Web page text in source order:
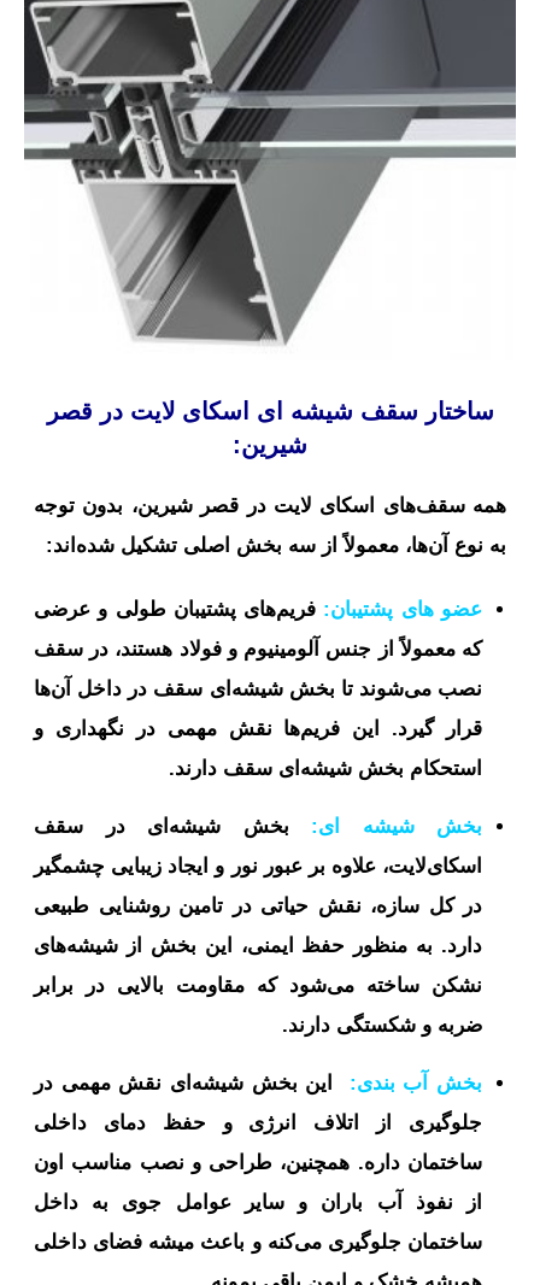
ساختار سقف شیشه ای اسکای لایت در قصر
شیرین:
همه سقف‌های اسکای لایت در قصر شیرین، بدون توجه
به نوع آن‌ها، معمولاً از سه بخش اصلی تشکیل شده‌اند:
عضو های پشتیبان: فریم‌های پشتیبان طولی و عرضی
که معمولاً از جنس آلومینیوم و فولاد هستند، در سقف
نصب می‌شوند تا بخش شیشه‌ای سقف در داخل آن‌ها
قرار گیرد. این فریم‌ها نقش مهمی در نگهداری و
استحکام بخش شیشه‌ای سقف دارند.
بخش شیشه ای: بخش شیشه‌ای در سقف
اسکای‌لایت، علاوه بر عبور نور و ایجاد زیبایی چشمگیر
در کل سازه، نقش حیاتی در تامین روشنایی طبیعی
دارد. به منظور حفظ ایمنی، این بخش از شیشه‌های
نشکن ساخته می‌شود که مقاومت بالایی در برابر
ضربه و شکستگی دارند.
بخش آب بندی:
این بخش شیشه‌ای نقش مهمی در
جلوگیری از اتلاف انرژی و حفظ دمای داخلی
ساختمان داره. همچنین، طراحی و نصب مناسب اون
از نفوذ آب باران و سایر عوامل جوی به داخل
ساختمان جلوگیری می‌کنه و باعث میشه فضای داخلی